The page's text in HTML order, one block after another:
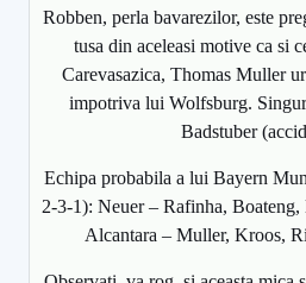
Robben, perla bavarezilor, este
tusa din aceleasi motive ca si
Carevasazica, Thomas Muller
impotriva lui Wolfsburg.
Badstuber
Echipa probabila a lui Bayern
2-3-1): Neuer – Rafinha,
Alcantara – Muller, Kroos,